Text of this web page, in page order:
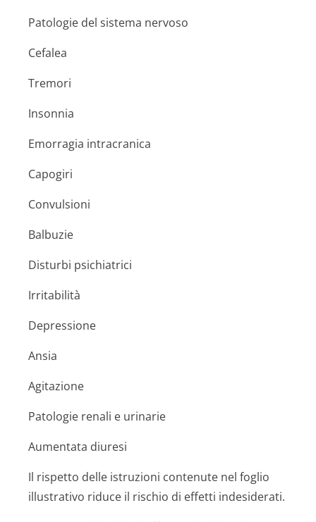
Patologie del sistema nervoso
Cefalea
Tremori
Insonnia
Emorragia intracranica
Capogiri
Convulsioni
Balbuzie
Disturbi psichiatrici
Irritabilità
Depressione
Ansia
Agitazione
Patologie renali e urinarie
Aumentata diuresi
Il rispetto delle istruzioni contenute nel foglio
illustrativo riduce il rischio di effetti indesiderati.